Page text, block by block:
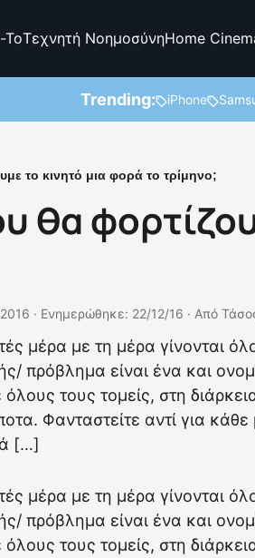
ToΤεχνητή ΝοημοσύνηHome
Trending: iPhone
το κινητό μια φορά το τρίμηνο;
θα
· Ενημερώθηκε: 22/12/16 · Από
μέρα με τη μέρα γίνονται
πρόβλημα είναι ένα και
τους τομείς, στη
Φανταστείτε αντί για
[…]
μέρα με τη μέρα γίνονται
πρόβλημα είναι ένα και
τους τομείς, στη